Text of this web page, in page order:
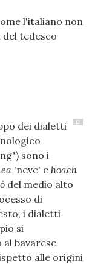
l'italiano non
tedesco
12
dei dialetti
sono i
'neve' e hoach
ô del medio alto
di
i dialetti
si
bavarese
alle origini